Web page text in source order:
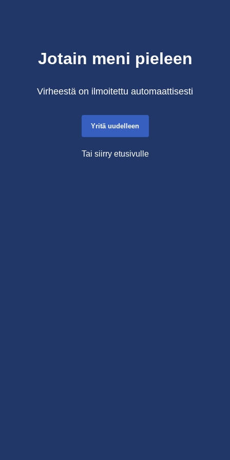
Jotain meni pieleen
Virheestä on ilmoitettu automaattisesti
Yritä uudelleen
Tai siirry etusivulle